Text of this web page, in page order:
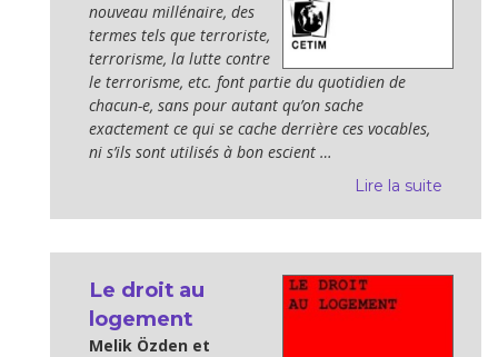
nouveau millénaire, des
termes tels que terroriste,
terrorisme, la lutte contre
le terrorisme, etc. font partie du quotidien de
chacun-e, sans pour autant qu’on sache
exactement ce qui se cache derrière ces vocables,
ni s’ils sont utilisés à bon escient …
Lire la suite
Le droit au
logement
Melik Özden et